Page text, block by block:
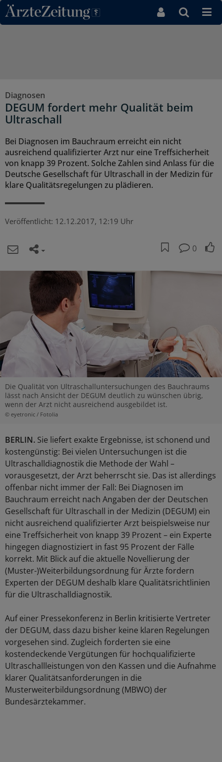
Direkt zum Inhaltsbereich
Diagnosen
DEGUM fordert mehr Qualität beim
Ultraschall
Bei Diagnosen im Bauchraum erreicht ein nicht
ausreichend qualifizierter Arzt nur eine Treffsicherheit
von knapp 39 Prozent. Solche Zahlen sind Anlass für die
Deutsche Gesellschaft für Ultraschall in der Medizin für
klare Qualitätsregelungen zu plädieren.
Veröffentlicht: 12.12.2017, 12:19 Uhr
0
Die Qualität von Ultraschalluntersuchungen des Bauchraums
lässt nach Ansicht der DEGUM deutlich zu wünschen übrig,
wenn der Arzt nicht ausreichend ausgebildet ist.
© eyetronic / Fotolia
BERLIN. Sie liefert exakte Ergebnisse, ist schonend und
kostengünstig: Bei vielen Untersuchungen ist die
Ultraschalldiagnostik die Methode der Wahl –
vorausgesetzt, der Arzt beherrscht sie. Das ist allerdings
offenbar nicht immer der Fall: Bei Diagnosen im
Bauchraum erreicht nach Angaben der der Deutschen
Gesellschaft für Ultraschall in der Medizin (DEGUM) ein
nicht ausreichend qualifizierter Arzt beispielsweise nur
eine Treffsicherheit von knapp 39 Prozent – ein Experte
hingegen diagnostiziert in fast 95 Prozent der Fälle
korrekt. Mit Blick auf die aktuelle Novellierung der
(Muster-)Weiterbildungsordnung für Ärzte fordern
Experten der DEGUM deshalb klare Qualitätsrichtlinien
für die Ultraschalldiagnostik.
Auf einer Pressekonferenz in Berlin kritisierte Vertreter
der DEGUM, dass dazu bisher keine klaren Regelungen
vorgesehen sind. Zugleich forderten sie eine
kostendeckende Vergütungen für hochqualifizierte
Ultraschallleistungen von den Kassen und die Aufnahme
klarer Qualitätsanforderungen in die
Musterweiterbildungsordnung (MBWO) der
Bundesärztekammer.